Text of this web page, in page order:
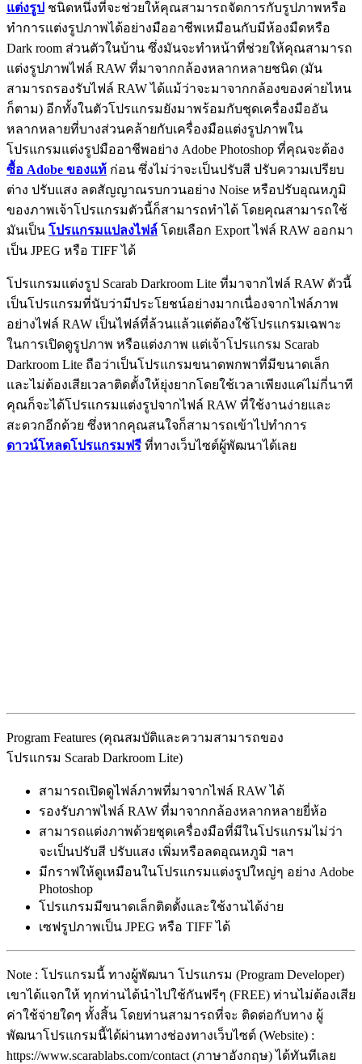
แต่งรูป ชนิดหนึ่งที่จะช่วยให้คุณสามารถจัดการกับรูปภาพหรือ
ทำการแต่งรูปภาพได้อย่างมืออาชีพเหมือนกับมีห้องมืดหรือ
Dark room ส่วนตัวในบ้าน ซึ่งมันจะทำหน้าที่ช่วยให้คุณสามารถ
แต่งรูปภาพไฟล์ RAW ที่มาจากกล้องหลากหลายชนิด (มัน
สามารถรองรับไฟล์ RAW ได้แม้ว่าจะมาจากกล้องของค่ายไหน
ก็ตาม) อีกทั้งในตัวโปรแกรมยังมาพร้อมกับชุดเครื่องมืออัน
หลากหลายที่บางส่วนคล้ายกับเครื่องมือแต่งรูปภาพใน
โปรแกรมแต่งรูปมืออาชีพอย่าง Adobe Photoshop ที่คุณจะต้อง
ซื้อ Adobe ของแท้ ก่อน ซึ่งไม่ว่าจะเป็นปรับสี ปรับความเปรียบ
ต่าง ปรับแสง ลดสัญญาณรบกวนอย่าง Noise หรือปรับอุณหภูมิ
ของภาพเจ้าโปรแกรมตัวนี้ก็สามารถทำได้ โดยคุณสามารถใช้
มันเป็น โปรแกรมแปลงไฟล์ โดยเลือก Export ไฟล์ RAW ออกมา
เป็น JPEG หรือ TIFF ได้
โปรแกรมแต่งรูป Scarab Darkroom Lite ที่มาจากไฟล์ RAW ตัวนี้
เป็นโปรแกรมที่นับว่ามีประโยชน์อย่างมากเนื่องจากไฟล์ภาพ
อย่างไฟล์ RAW เป็นไฟล์ที่ล้วนแล้วแต่ต้องใช้โปรแกรมเฉพาะ
ในการเปิดดูรูปภาพ หรือแต่งภาพ แต่เจ้าโปรแกรม Scarab
Darkroom Lite ถือว่าเป็นโปรแกรมขนาดพกพาที่มีขนาดเล็ก
และไม่ต้องเสียเวลาติดตั้งให้ยุ่งยากโดยใช้เวลาเพียงแค่ไม่กี่นาที
คุณก็จะได้โปรแกรมแต่งรูปจากไฟล์ RAW ที่ใช้งานง่ายและ
สะดวกอีกด้วย ซึ่งหากคุณสนใจก็สามารถเข้าไปทำการ
ดาวน์โหลดโปรแกรมฟรี ที่ทางเว็บไซต์ผู้พัฒนาได้เลย
Program Features (คุณสมบัติและความสามารถของ
โปรแกรม Scarab Darkroom Lite)
สามารถเปิดดูไฟล์ภาพที่มาจากไฟล์ RAW ได้
รองรับภาพไฟล์ RAW ที่มาจากกล้องหลากหลายยี่ห้อ
สามารถแต่งภาพด้วยชุดเครื่องมือที่มีในโปรแกรมไม่ว่า
จะเป็นปรับสี ปรับแสง เพิ่มหรือลดอุณหภูมิ ฯลฯ
มีกราฟให้ดูเหมือนในโปรแกรมแต่งรูปใหญ่ๆ อย่าง Adobe
Photoshop
โปรแกรมมีขนาดเล็กติดตั้งและใช้งานได้ง่าย
เซฟรูปภาพเป็น JPEG หรือ TIFF ได้
Note : โปรแกรมนี้ ทางผู้พัฒนา โปรแกรม (Program Developer)
เขาได้แจกให้ ทุกท่านได้นำไปใช้กันฟรีๆ (FREE) ท่านไม่ต้องเสีย
ค่าใช้จ่ายใดๆ ทั้งสิ้น โดยท่านสามารถที่จะ ติดต่อกับทาง ผู้
พัฒนาโปรแกรมนี้ได้ผ่านทางช่องทางเว็บไซต์ (Website) :
https://www.scarablabs.com/contact (ภาษาอังกฤษ) ได้ทันทีเลย